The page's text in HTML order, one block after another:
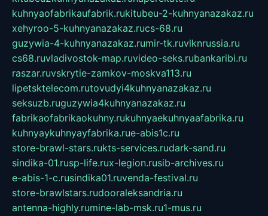
kuhnyaofabrikaufabrik.rukitubeu-2-kuhnyanazakaz.ru
xehyroo-5-kuhnyanazakaz.rucs-68.ru
guzywia-4-kuhnyanazakaz.rumir-tk.ruvlknrussia.ru
cs68.ruvladivostok-map.ruvideo-seks.rubankaribi.ru
raszar.ruvskrytie-zamkov-moskva113.ru
lipetsktelecom.rutovudyi4kuhnyanazakaz.ru
seksuzb.ruguzywia4kuhnyanazakaz.ru
fabrikaofabrikaokuhny.rukuhnyaekuhnyaafabrika.ru
kuhnyaykuhnyayfabrika.rue-abis1c.ru
store-brawl-stars.rukts-services.rudark-sand.ru
sindika-01.rusp-life.rux-legion.rusib-archives.ru
e-abis-1-c.rusindika01.ruvenda-festival.ru
store-brawlstars.rudooraleksandria.ru
antenna-highly.rumine-lab-msk.ru1-mus.ru